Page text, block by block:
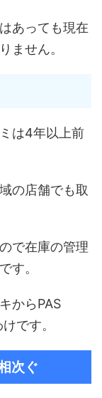
あっても現在
ません。
は4年以上前
の店舗でも取
で在庫の管理
す。
からPAS
です。
次ぐ